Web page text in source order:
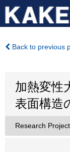
Back to previous
加熱変性
表面構造
Research Project